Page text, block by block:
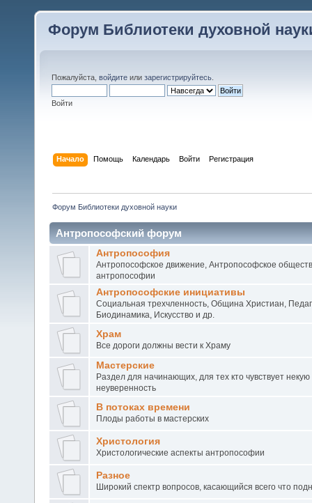
Форум Библиотеки духовной
Пожалуйста, войдите или зарегистрируйтесь
Войти
Начало Помощь Календарь Войти Регистрация
Форум Библиотеки духовной науки
Антропософский форум
Антропософия
Антропософское движение, Антропософское
антропософии
Антропософские инициативы
Социальная трехчленность, Община Христиан,
Биодинамика, Искусство и др.
Храм
Все дороги должны вести к Храму
Мастерские
Раздел для начинающих, для тех кто чувствует некую
неуверенность
В потоках времени
Плоды работы в мастерских
Христология
Христологические аспекты антропософии
Разное
Широкий спектр вопросов, касающийся всего что